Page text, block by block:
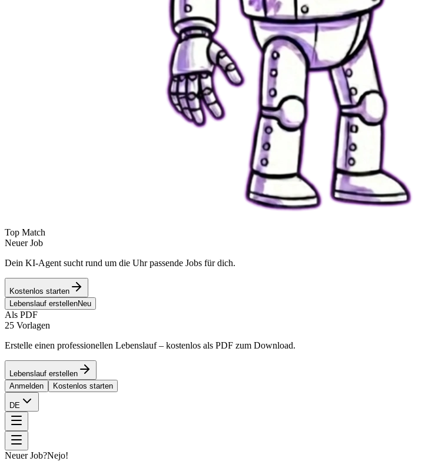
Top Match
Neuer Job
Dein KI-Agent sucht rund um die Uhr passende Jobs für dich.
Kostenlos starten
Lebenslauf erstellenNeu
Als PDF
25 Vorlagen
Erstelle einen professionellen Lebenslauf – kostenlos als PDF zum Download.
Lebenslauf erstellen
Anmelden
Kostenlos starten
DE
Neuer Job?Nejo!